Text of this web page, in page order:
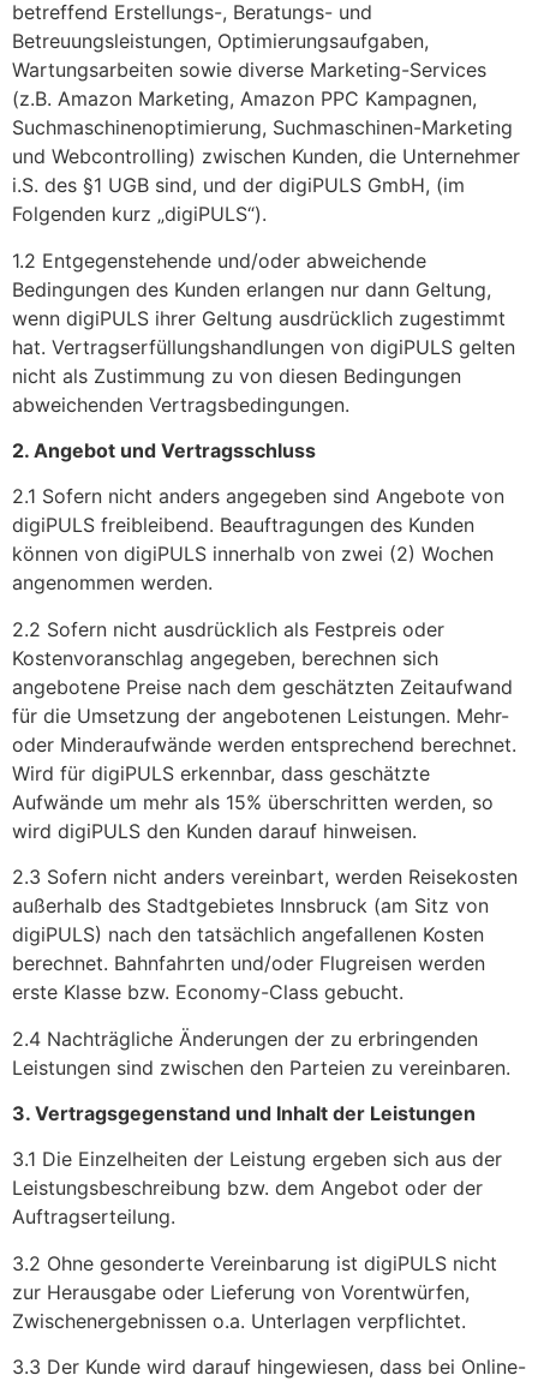
betreffend Erstellungs-, Beratungs- und
Betreuungsleistungen, Optimierungsaufgaben,
Wartungsarbeiten sowie diverse Marketing-Services
(z.B. Amazon Marketing, Amazon PPC Kampagnen,
Suchmaschinenoptimierung, Suchmaschinen-Marketing
und Webcontrolling) zwischen Kunden, die Unternehmer
i.S. des §1 UGB sind, und der digiPULS GmbH, (im
Folgenden kurz „digiPULS“).
1.2 Entgegenstehende und/oder abweichende
Bedingungen des Kunden erlangen nur dann Geltung,
wenn digiPULS ihrer Geltung ausdrücklich zugestimmt
hat. Vertragserfüllungshandlungen von digiPULS gelten
nicht als Zustimmung zu von diesen Bedingungen
abweichenden Vertragsbedingungen.
2. Angebot und Vertragsschluss
2.1 Sofern nicht anders angegeben sind Angebote von
digiPULS freibleibend. Beauftragungen des Kunden
können von digiPULS innerhalb von zwei (2) Wochen
angenommen werden.
2.2 Sofern nicht ausdrücklich als Festpreis oder
Kostenvoranschlag angegeben, berechnen sich
angebotene Preise nach dem geschätzten Zeitaufwand
für die Umsetzung der angebotenen Leistungen. Mehr-
oder Minderaufwände werden entsprechend berechnet.
Wird für digiPULS erkennbar, dass geschätzte
Aufwände um mehr als 15% überschritten werden, so
wird digiPULS den Kunden darauf hinweisen.
2.3 Sofern nicht anders vereinbart, werden Reisekosten
außerhalb des Stadtgebietes Innsbruck (am Sitz von
digiPULS) nach den tatsächlich angefallenen Kosten
berechnet. Bahnfahrten und/oder Flugreisen werden
erste Klasse bzw. Economy-Class gebucht.
2.4 Nachträgliche Änderungen der zu erbringenden
Leistungen sind zwischen den Parteien zu vereinbaren.
3. Vertragsgegenstand und Inhalt der Leistungen
3.1 Die Einzelheiten der Leistung ergeben sich aus der
Leistungsbeschreibung bzw. dem Angebot oder der
Auftragserteilung.
3.2 Ohne gesonderte Vereinbarung ist digiPULS nicht
zur Herausgabe oder Lieferung von Vorentwürfen,
Zwischenergebnissen o.a. Unterlagen verpflichtet.
3.3 Der Kunde wird darauf hingewiesen, dass bei Online-